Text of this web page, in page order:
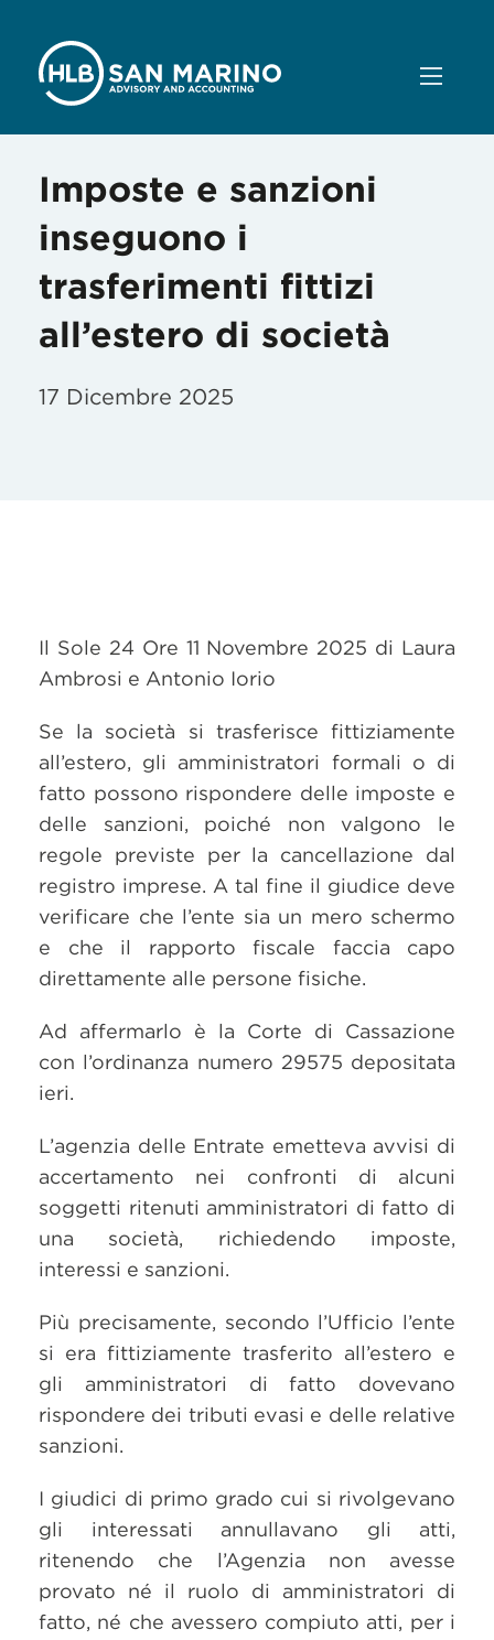
Imposte e sanzioni
inseguono i
trasferimenti fittizi
all’estero di società
17 Dicembre 2025
Il Sole 24 Ore 11 Novembre 2025 di Laura
Ambrosi e Antonio Iorio
Se la società si trasferisce fittiziamente
all’estero, gli amministratori formali o di
fatto possono rispondere delle imposte e
delle sanzioni, poiché non valgono le
regole previste per la cancellazione dal
registro imprese. A tal fine il giudice deve
verificare che l’ente sia un mero schermo
e che il rapporto fiscale faccia capo
direttamente alle persone fisiche.
Ad affermarlo è la Corte di Cassazione
con l’ordinanza numero 29575 depositata
ieri.
L’agenzia delle Entrate emetteva avvisi di
accertamento nei confronti di alcuni
soggetti ritenuti amministratori di fatto di
una società, richiedendo imposte,
interessi e sanzioni.
Più precisamente, secondo l’Ufficio l’ente
si era fittiziamente trasferito all’estero e
gli amministratori di fatto dovevano
rispondere dei tributi evasi e delle relative
sanzioni.
I giudici di primo grado cui si rivolgevano
gli interessati annullavano gli atti,
ritenendo che l’Agenzia non avesse
provato né il ruolo di amministratori di
fatto, né che avessero compiuto atti, per i